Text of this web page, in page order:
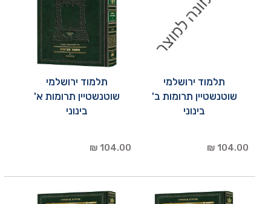
תלמוד ירושלמי
שוטנשטיין תרומות ב'
בינוני
104.00 ₪
תלמוד ירושלמי
שוטנשטיין תרומות א'
בינוני
104.00 ₪